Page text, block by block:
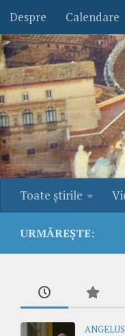
Skip to content
Despre Calendare
Toate ştirile
URMĂREȘTE:
ANGELUS